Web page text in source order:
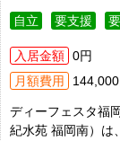
自立 要支援
入居金額 0円
月額費用
144,000
ディーフェスタ福
紀水苑 福岡南）は